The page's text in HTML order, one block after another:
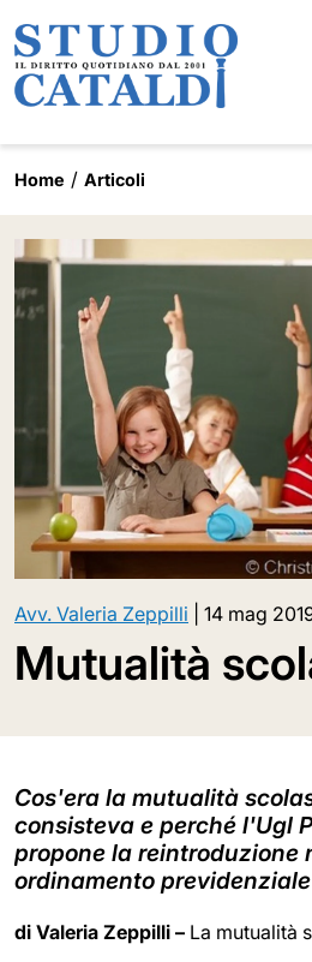
Home Articoli
Avv. Valeria Zeppilli 14 mag
Mutualità
Cos'era la mutualità
consisteva e perché l'Ugl
propone la reintroduzione
ordinamento previdenziale
di Valeria Zeppilli – La mutualità